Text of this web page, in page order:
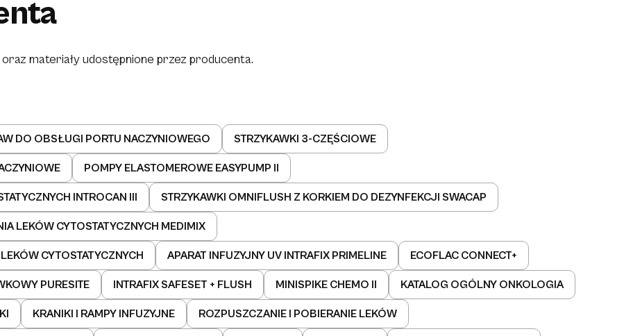
materiały udostępnione przez producenta.
DO OBSŁUGI PORTU NACZYNIOWEGO STRZYKAWKI 3-CZĘŚCIOWE
POMPY ELASTOMEROWE EASYPUMP II
INTROCAN III STRZYKAWKI OMNIFLUSH Z KORKIEM DO DEZYNFEKCJI SWACAP
LEKÓW CYTOSTATYCZNYCH MEDIMIX
CYTOSTATYCZNYCH APARAT INFUZYJNY UV INTRAFIX PRIMELINE ECOFLAC CONNECT+
PURESITE INTRAFIX SAFESET + FLUSH MINISPIKE CHEMO II KATALOG OGÓLNY ONKOLOGIA
KRANIKI I RAMPY INFUZYJNE ROZPUSZCZANIE I POBIERANIE LEKÓW